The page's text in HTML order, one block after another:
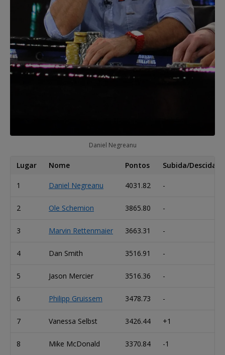
Daniel Negreanu
Lugar Nome Pontos Subida/Descida
1 Daniel Negreanu 4031.82 -
2 Ole Schemion 3865.80 -
3 Marvin Rettenmaier 3663.31 -
4 Dan Smith 3516.91 -
5 Jason Mercier 3516.36 -
6 Philipp Gruissem 3478.73 -
7 Vanessa Selbst 3426.44 +1
8 Mike McDonald 3370.84 -1